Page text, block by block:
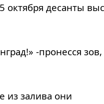
октября десанты
-пронесся
из залива они